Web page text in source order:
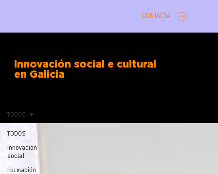
CONTACTA
Innovación social e cultural
en Galicia
TODOS
Innovación
social
Formación
TODOS